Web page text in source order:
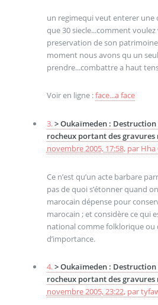
un regimequi veut enterer une
que 30 siecle...comment
preservation de son
moment nous avons qu un
prendre...combattre a haut
Voir en ligne :face...a face
3.> Oukaïmeden : Destruction
rocheux portant des gravures
novembre 2005, 17:58, par Hha
Ce n’est qu’un acte barbare
pas de quoi s’étonner quand
marocain dépense pour
marocain ; et considère ce qui
national comme folklorique ou
d’importance.
4.> Oukaïmeden : Destruction
rocheux portant des gravures
novembre 2005, 23:22, par